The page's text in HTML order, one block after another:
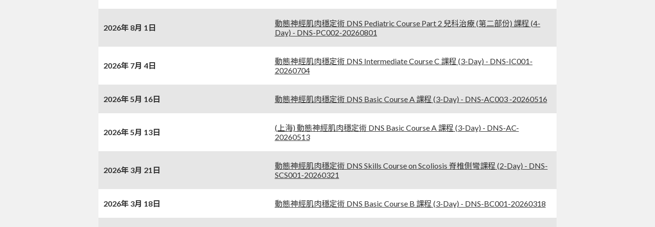
2026年 8月 1日
動態神經肌肉穩定術 DNS Pediatric Course Part 2 兒科治療 (第二部份) 課程 (4-
Day) - DNS-PC002-20260801
2026年 7月 4日
動態神經肌肉穩定術 DNS Intermediate Course C 課程 (3-Day) - DNS-IC001-
20260704
2026年 5月 16日 動態神經肌肉穩定術 DNS Basic Course A 課程 (3-Day) - DNS-AC003 -20260516
2026年 5月 13日
(上海) 動態神經肌肉穩定術 DNS Basic Course A 課程 (3-Day) - DNS-AC-
20260513
2026年 3月 21日
動態神經肌肉穩定術 DNS Skills Course on Scoliosis 脊椎側彎課程 (2-Day) - DNS-
SCS001-20260321
2026年 3月 18日 動態神經肌肉穩定術 DNS Basic Course B 課程 (3-Day) - DNS-BC001-20260318